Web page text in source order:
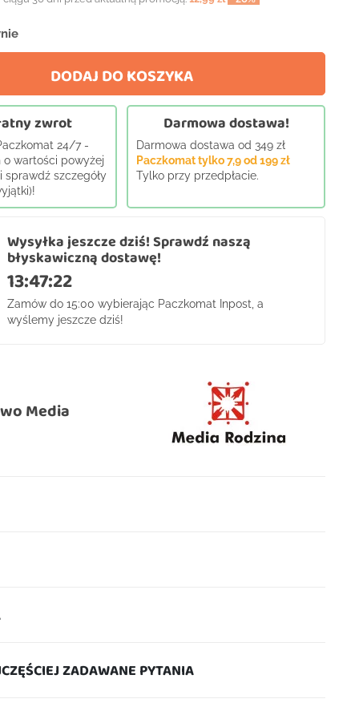
DODAJ DO KOSZYKA
zwrot
24/7 -
o wartości powyżej
sprawdź szczegóły
Darmowa dostawa!
Darmowa dostawa od 349 zł
Paczkomat tylko 7,9 od 199 zł
Tylko przy przedpłacie.
Wysyłka jeszcze dziś! Sprawdź naszą
błyskawiczną dostawę!
13:47:21
Zamów do 15:00 wybierając Paczkomat Inpost, a
wyślemy jeszcze dziś!
Media
ZADAWANE PYTANIA